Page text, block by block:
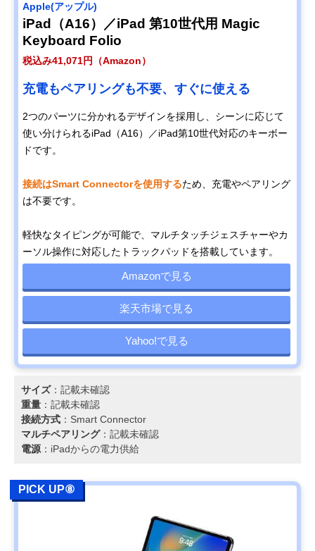
Apple(アップル)
iPad（A16）／iPad 第10世代用 Magic
Keyboard Folio
税込み41,071円（Amazon）
充電もペアリングも不要、すぐに使える
2つのパーツに分かれるデザインを採用し、シーンに応じて
使い分けられるiPad（A16）／iPad第10世代対応のキーボー
ドです。
接続はSmart Connectorを使用するため、充電やペアリング
は不要です。
軽快なタイピングが可能で、マルチタッチジェスチャーやカ
ーソル操作に対応したトラックパッドを搭載しています。
Amazonで見る
楽天市場で見る
Yahoo!で見る
サイズ：記載未確認
重量 ：記載未確認
接続方式 ：Smart Connector
マルチペアリング：記載未確認
電源 ：iPadからの電力供給
PICK UP⑧